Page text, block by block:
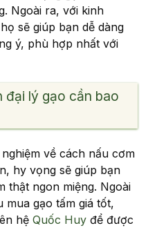
Ngoài ra, với kinh
sẽ giúp bạn dễ dàng
ý, phù hợp nhất với
đại lý gạo cần bao
về cách nấu cơm
hy vọng sẽ giúp bạn
thật ngon miệng. Ngoài
gạo tấm giá tốt,
hệ Quốc Huy để được